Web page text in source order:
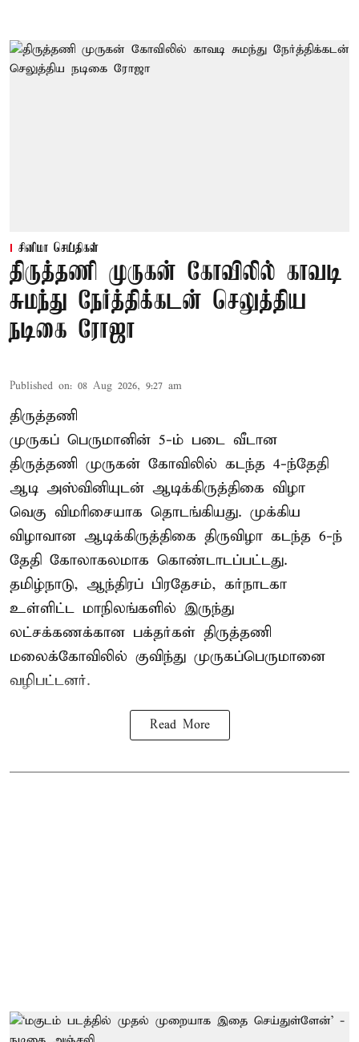
சினிமா செய்திகள்
திருத்தணி முருகன் கோவிலில் காவடி
சுமந்து நேர்த்திக்கடன் செலுத்திய
நடிகை ரோஜா
Published on: 08 Aug 2026, 9:27 am
திருத்தணி
முருகப் பெருமானின் 5-ம் படை வீடான
திருத்தணி முருகன் கோவிலில் கடந்த 4-ந்தேதி
ஆடி அஸ்வினியுடன் ஆடிக்கிருத்திகை விழா
வெகு விமரிசையாக தொடங்கியது. முக்கிய
விழாவான ஆடிக்கிருத்திகை திருவிழா கடந்த 6-ந்
தேதி கோலாகலமாக கொண்டாடப்பட்டது.
தமிழ்நாடு, ஆந்திரப் பிரதேசம், கர்நாடகா
உள்ளிட்ட மாநிலங்களில் இருந்து
லட்சக்கணக்கான பக்தர்கள் திருத்தணி
மலைக்கோவிலில் குவிந்து முருகப்பெருமானை
வழிபட்டனர்.
Read More